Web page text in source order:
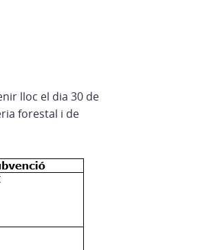
lloc el dia 30 de
forestal i de